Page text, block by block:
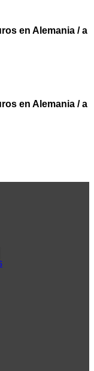
en Alemania / a
en Alemania / a